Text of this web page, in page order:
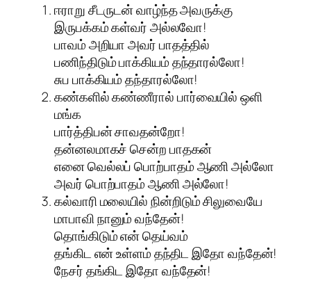
ஈராறு சீடருடன் வாழ்ந்த அவருக்கு
இருபக்கம் கள்வர் அல்லவோ!
பாவம் அறியா அவர் பாதத்தில்
பணிந்திடும் பாக்கியம் தந்தாரல்லோ!
சுப பாக்கியம் தந்தாரல்லோ!
கண்களில் கண்ணீரால் பார்வையில் ஒளி
மங்க
பார்த்திபன் சாவதன்றோ!
தன்னலமாகச் சென்ற பாதகன்
எனை வெல்லப் பொற்பாதம் ஆணி அல்லோ
அவர் பொற்பாதம் ஆணி அல்லோ!
கல்வாரி மலையில் நின்றிடும் சிலுவையே
மாபாவி நானும் வந்தேன்!
தொங்கிடும் என் தெய்வம்
தங்கிட என் உள்ளம் தந்திட இதோ வந்தேன்!
நேசர் தங்கிட இதோ வந்தேன்!